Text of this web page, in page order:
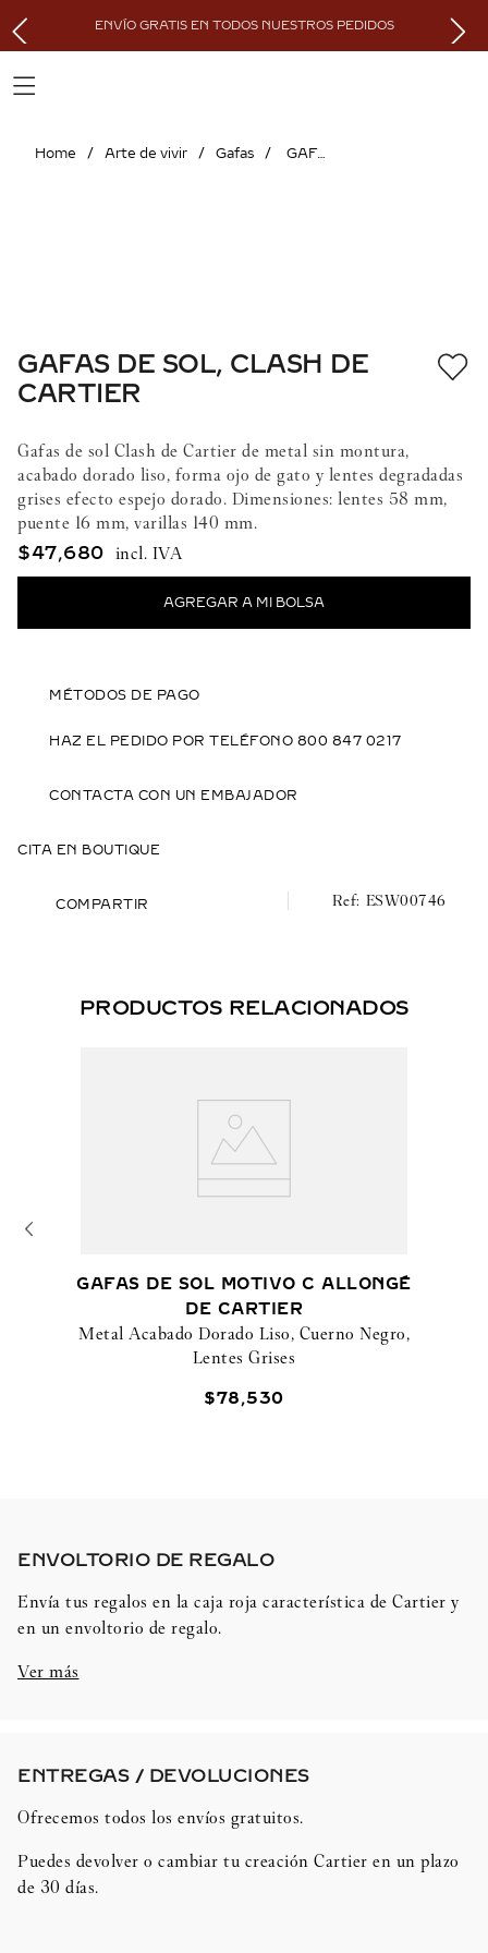
ENVÍO GRATIS EN TODOS NUESTROS PEDIDOS
Arte de vivir Gafas GAFAS DE SOL, CLASH DE CARTIER
GAFAS DE SOL, CLASH DE
CARTIER
Gafas de sol Clash de Cartier de metal sin montura,
acabado dorado liso, forma ojo de gato y lentes degradadas
grises efecto espejo dorado. Dimensiones: lentes 58 mm,
puente 16 mm, varillas 140 mm.
$47,680
MÉTODOS DE PAGO
HAZ EL PEDIDO POR TELÉFONO 800 847 0217
CONTACTA CON UN EMBAJADOR
CITA EN BOUTIQUE
COMPARTIR ESW00746
PRODUCTOS RELACIONADOS
GAFAS DE SOL MOTIVO C ALLONGÉ
DE CARTIER
Metal Acabado Dorado Liso, Cuerno Negro,
Lentes Grises
$78,530
ENVOLTORIO DE REGALO​
Envía tus regalos en la caja roja característica de Cartier y
en un envoltorio de regalo.
Ver más
ENTREGAS / DEVOLUCIONES​
Ofrecemos todos los envíos gratuitos.
Puedes devolver o cambiar tu creación Cartier en un plazo
de 30 días.​